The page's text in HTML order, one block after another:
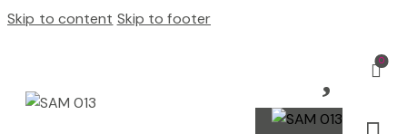
Skip to content Skip to footer
0